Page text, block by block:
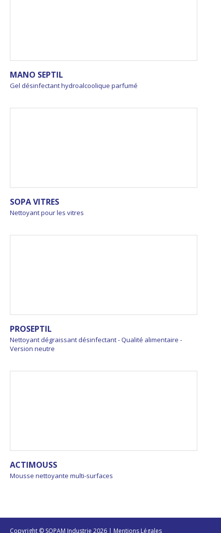
MANO SEPTIL
Gel désinfectant hydroalcoolique parfumé
SOPA VITRES
Nettoyant pour les vitres
PROSEPTIL
Nettoyant dégraissant désinfectant - Qualité alimentaire -
Version neutre
ACTIMOUSS
Mousse nettoyante multi-surfaces
Copyright © SOPAM Industrie 2026 | Mentions Légales